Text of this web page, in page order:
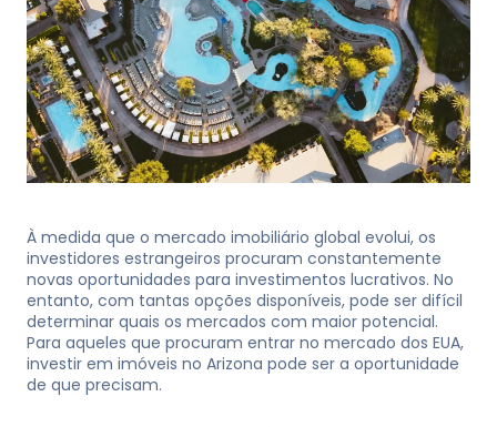
À medida que o mercado imobiliário global evolui, os
investidores estrangeiros procuram constantemente
novas oportunidades para investimentos lucrativos. No
entanto, com tantas opções disponíveis, pode ser difícil
determinar quais os mercados com maior potencial.
Para aqueles que procuram entrar no mercado dos EUA,
investir em imóveis no Arizona pode ser a oportunidade
de que precisam.